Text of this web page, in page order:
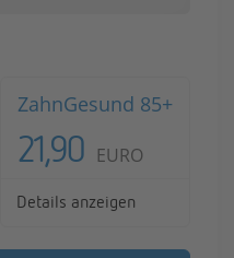
Zahn­Ge­sund 85+
21,90 EURO
De­tails an­zei­gen